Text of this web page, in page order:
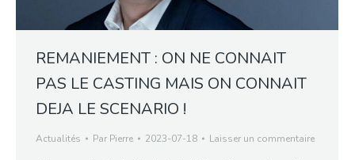
REMANIEMENT : ON NE CONNAIT
PAS LE CASTING MAIS ON CONNAIT
DEJA LE SCENARIO !
Actualités Par Pierre 2023-07-18 Laisser un commentaire